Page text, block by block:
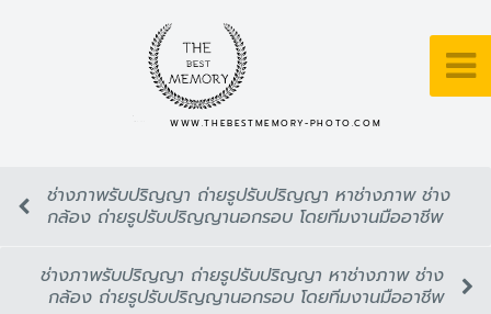
WWW.THEBESTMEMORY-PHOTO.COM
ช่างภาพรับปริญญา ถ่ายรูปรับปริญญา หาช่างภาพ ช่าง
กล้อง ถ่ายรูปรับปริญญานอกรอบ โดยทีมงานมืออาชีพ
ช่างภาพรับปริญญา ถ่ายรูปรับปริญญา หาช่างภาพ ช่าง
กล้อง ถ่ายรูปรับปริญญานอกรอบ โดยทีมงานมืออาชีพ